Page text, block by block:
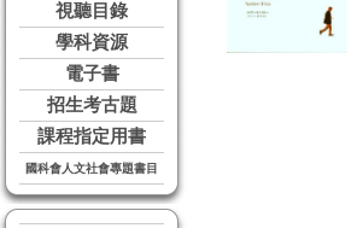
視聽目錄
學科資源
電子書
招生考古題
課程指定用書
國科會人文社會專題書目